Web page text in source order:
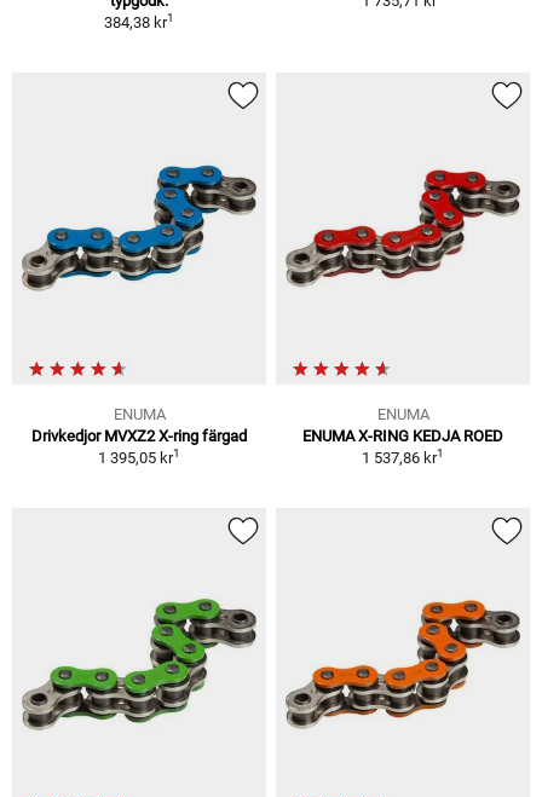
384,38 kr1
ENUMA
Drivkedjor MVXZ2 X-ring färgad
1 395,05 kr1
ENUMA
ENUMA X-RING KEDJA ROED
1 537,86 kr1